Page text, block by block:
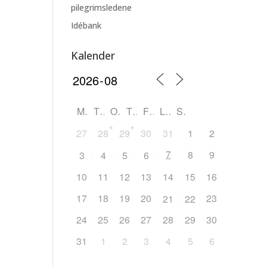
pilegrimsledene
Idébank
Kalender
M T O T F L
S
27
28+ 29+ 30 31 1
2
3
4 5 6 7 8
9
10
11 12 13 14 15
16
17
18 19 20 21 22
23
24
25 26 27 28 29
30
31
1 2 3 4 5 6